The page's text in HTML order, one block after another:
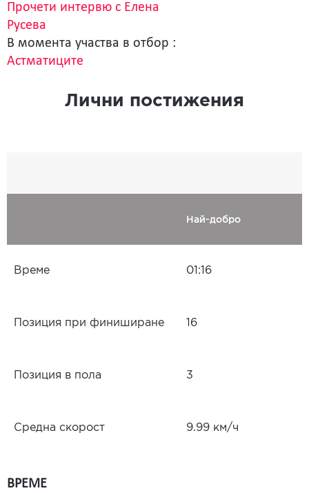
Прочети интервю с Елена
Русева
В момента участва в отбор :
Астматиците
Лични постижения
Най-добро
Време 01:16
Позиция при финиширане 16
Позиция в пола 3
Средна скорост 9.99 км/ч
ВРЕМЕ